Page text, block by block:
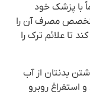
با پزشک خود
مصرف آن را
تا علائم ترک را
بدنتان از آب
استفراغ روبرو